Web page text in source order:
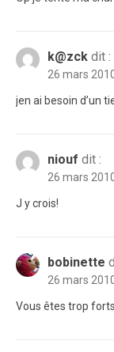
k@zck dit :
26 mars
jen ai besoin d’un
niouf dit :
26 mars
J y crois!
bobinette
26 mars
Vous êtes trop